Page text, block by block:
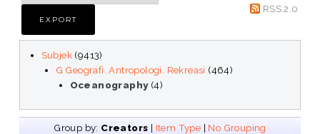
RSS 2.0
Subjek (9413)
G Geografi. Antropologi. Rekreasi (464)
Oceanography(4)
Group by: Creators | Item Type | No Grouping